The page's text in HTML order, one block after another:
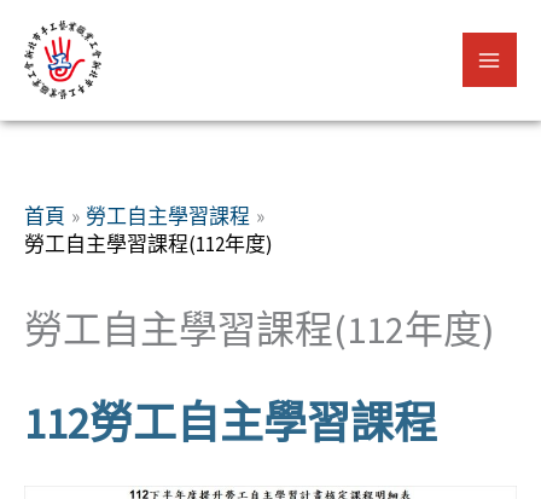
要
首頁
勞工自主學習課程
勞工自主學習課程(112年度)
勞工自主學習課程(112年度)
112勞工自主學習課程